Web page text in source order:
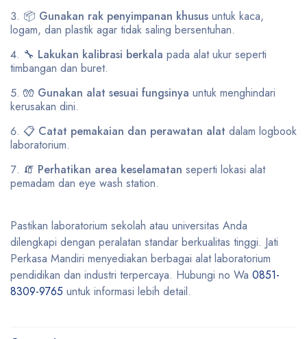
📦 Gunakan rak penyimpanan khusus untuk kaca,
logam, dan plastik agar tidak saling bersentuhan.
🔧 Lakukan kalibrasi berkala pada alat ukur seperti
timbangan dan buret.
🧤 Gunakan alat sesuai fungsinya untuk menghindari
kerusakan dini.
📋 Catat pemakaian dan perawatan alat dalam logbook
laboratorium.
🧯 Perhatikan area keselamatan seperti lokasi alat
pemadam dan eye wash station.
Pastikan laboratorium sekolah atau universitas Anda
dilengkapi dengan peralatan standar berkualitas tinggi. Jati
Perkasa Mandiri menyediakan berbagai alat laboratorium
pendidikan dan industri terpercaya. Hubungi no Wa 0851-
8309-9765 untuk informasi lebih detail.